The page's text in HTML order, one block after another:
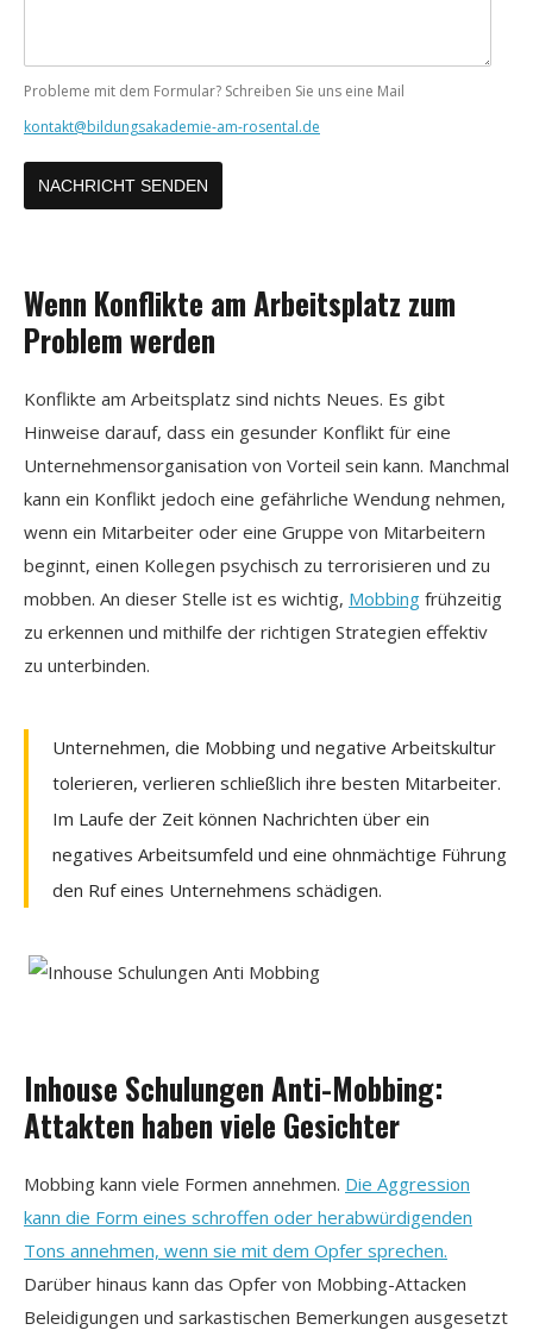
Probleme mit dem Formular? Schreiben Sie uns eine Mail
kontakt@bildungsakademie-am-rosental.de
Wenn Konflikte am Arbeitsplatz zum
Problem werden
Konflikte am Arbeitsplatz sind nichts Neues. Es gibt
Hinweise darauf, dass ein gesunder Konflikt für eine
Unternehmensorganisation von Vorteil sein kann. Manchmal
kann ein Konflikt jedoch eine gefährliche Wendung nehmen,
wenn ein Mitarbeiter oder eine Gruppe von Mitarbeitern
beginnt, einen Kollegen psychisch zu terrorisieren und zu
mobben. An dieser Stelle ist es wichtig, Mobbing frühzeitig
zu erkennen und mithilfe der richtigen Strategien effektiv
zu unterbinden.
Unternehmen, die Mobbing und negative Arbeitskultur
tolerieren, verlieren schließlich ihre besten Mitarbeiter.
Im Laufe der Zeit können Nachrichten über ein
negatives Arbeitsumfeld und eine ohnmächtige Führung
den Ruf eines Unternehmens schädigen.
Inhouse Schulungen Anti-Mobbing:
Attakten haben viele Gesichter
Mobbing kann viele Formen annehmen. Die Aggression
kann die Form eines schroffen oder herabwürdigenden
Tons annehmen, wenn sie mit dem Opfer sprechen.
Darüber hinaus kann das Opfer von Mobbing-Attacken
Beleidigungen und sarkastischen Bemerkungen ausgesetzt